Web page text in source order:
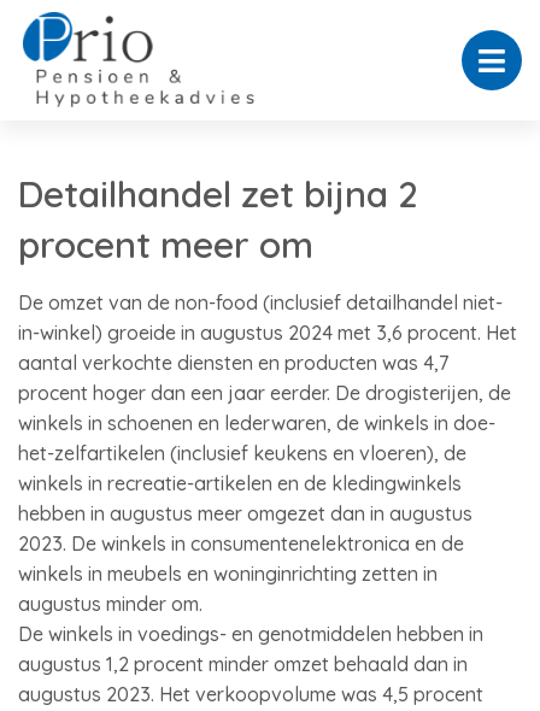
Detailhandel zet bijna 2
procent meer om
De omzet van de non-food (inclusief detailhandel niet-
in-winkel) groeide in augustus 2024 met 3,6 procent. Het
aantal verkochte diensten en producten was 4,7
procent hoger dan een jaar eerder. De drogisterijen, de
winkels in schoenen en lederwaren, de winkels in doe-
het-zelfartikelen (inclusief keukens en vloeren), de
winkels in recreatie-artikelen en de kledingwinkels
hebben in augustus meer omgezet dan in augustus
2023. De winkels in consumentenelektronica en de
winkels in meubels en woninginrichting zetten in
augustus minder om.
De winkels in voedings- en genotmiddelen hebben in
augustus 1,2 procent minder omzet behaald dan in
augustus 2023. Het verkoopvolume was 4,5 procent